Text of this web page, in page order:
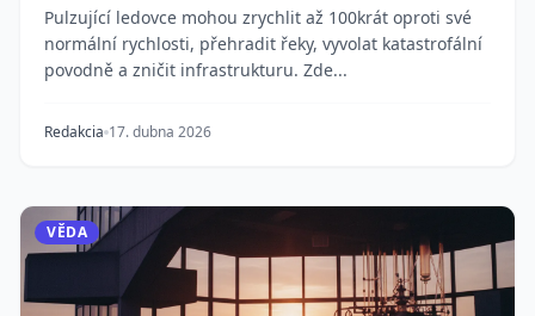
Pulzující ledovce mohou zrychlit až 100krát oproti své
normální rychlosti, přehradit řeky, vyvolat katastrofální
povodně a zničit infrastrukturu. Zde...
Redakcia 17. dubna 2026
VĚDA